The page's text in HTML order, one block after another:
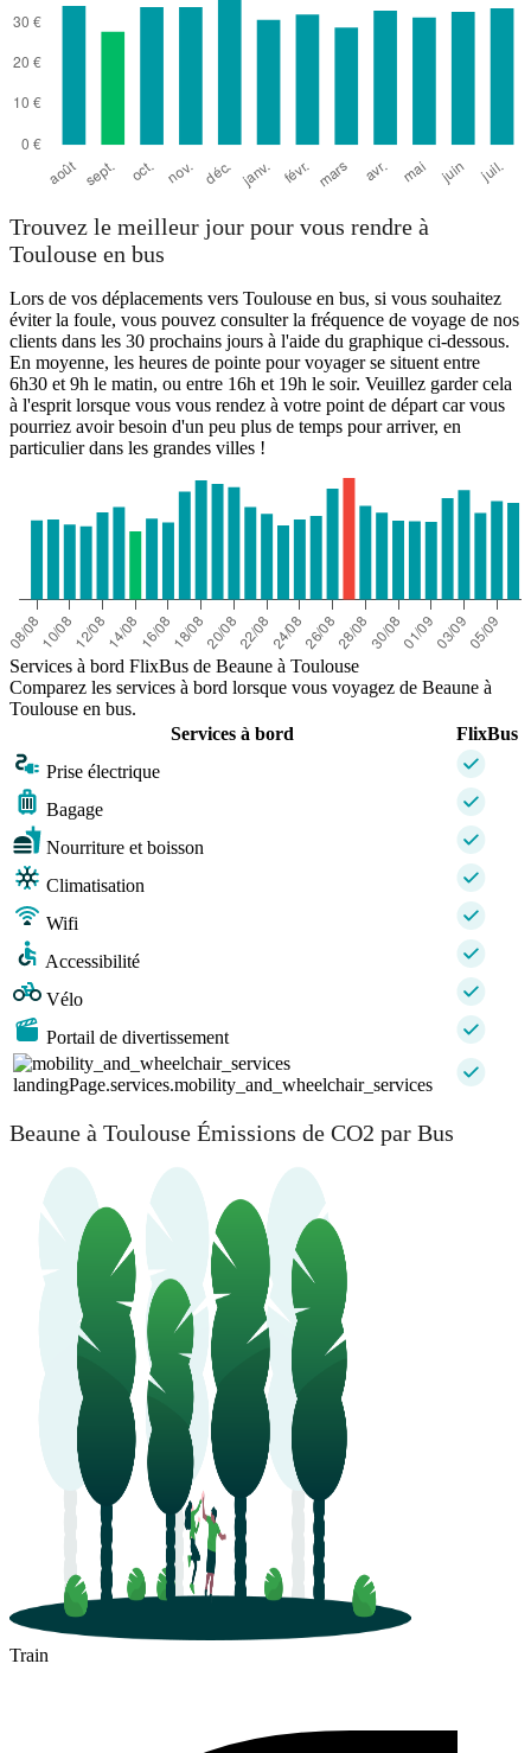
Trouvez le meilleur jour pour vous rendre à
Toulouse en bus
Lors de vos déplacements vers Toulouse en bus, si vous souhaitez
éviter la foule, vous pouvez consulter la fréquence de voyage de nos
clients dans les 30 prochains jours à l'aide du graphique ci-dessous.
En moyenne, les heures de pointe pour voyager se situent entre
6h30 et 9h le matin, ou entre 16h et 19h le soir. Veuillez garder cela
à l'esprit lorsque vous vous rendez à votre point de départ car vous
pourriez avoir besoin d'un peu plus de temps pour arriver, en
particulier dans les grandes villes !
Services à bord FlixBus de Beaune à Toulouse
Comparez les services à bord lorsque vous voyagez de Beaune à
Toulouse en bus.
Services à bord
FlixBus
Prise électrique
Bagage
Nourriture et boisson
Climatisation
Wifi
Accessibilité
Vélo
Portail de divertissement
landingPage.services.mobility_and_wheelchair_services
Beaune à Toulouse Émissions de CO2 par Bus
Train